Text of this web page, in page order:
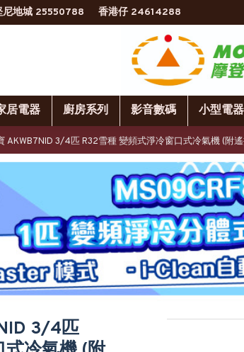
尼地城 25550788 香港仔 24614288
居電器 廚房系列 影音數碼 小型電器
AKWB7NID 3/4匹 R32雪種 變頻式淨冷窗口式冷氣機 (附
3/4匹